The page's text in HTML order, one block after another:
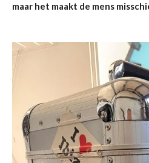
maar het maakt de mens